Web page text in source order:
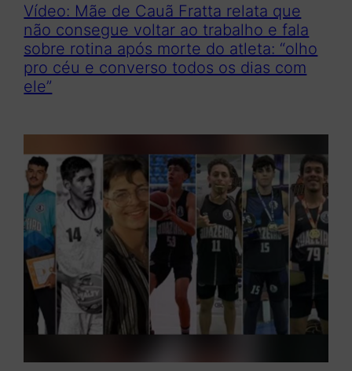
Vídeo: Mãe de Cauã Fratta relata que
não consegue voltar ao trabalho e fala
sobre rotina após morte do atleta: “olho
pro céu e converso todos os dias com
ele”